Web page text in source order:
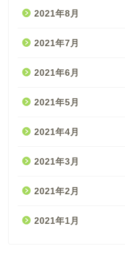
2021年8月
2021年7月
2021年6月
2021年5月
2021年4月
2021年3月
2021年2月
2021年1月